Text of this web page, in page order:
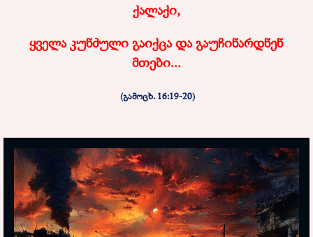
ქალაქი,
ყველა კუნძული გაიქცა და გაუჩინარდნენ
მთები...
(გამოცხ. 16:19-20)